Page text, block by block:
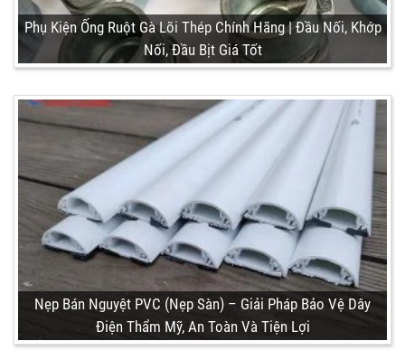
Phụ Kiện Ống Ruột Gà Lõi Thép Chính Hãng | Đầu Nối, Khớp
Nối, Đầu Bịt Giá Tốt
Nẹp Bán Nguyệt PVC (Nẹp Sàn) – Giải Pháp Bảo Vệ Dây
Điện Thẩm Mỹ, An Toàn Và Tiện Lợi